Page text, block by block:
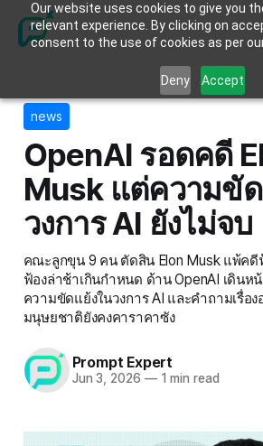
Our website uses cookies to give you
relevant experience. By clicking on
consent to the use of cookies as per
Deny Accept
news
OpenAI รอดคดี
Musk แต่ความขั
วงการ AI ยังไม่จบ
คณะลูกขุน 9 คน ตัดสิน Elon Musk แพ้คดี
ฟ้องล่าช้าเกินกำหนด ด้าน OpenAI เดินห
ความขัดแย้งในวงการ AI และคำถามเรื่อ
มนุษยชาติยังคงคาราคาซัง
Prompt Expert
Jun 3, 2026 —1 min read